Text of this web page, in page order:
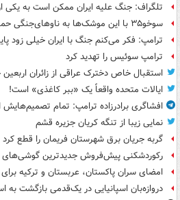
تلگراف: جنگ علیه ایران ممکن است به یکی
سوخو۳۵ با این موشک‌ها به ناوهای‌جنگی حمله می‌کند
ترامپ: فکر می‌کنم جنگ با ایران خیلی زود
ترامپ سوئیس را تهدید کرد
استقبال خاص دخترک عراقی از زائران
ایالات متحده واقعاً یک «ببر کاغذی» است!
افشاگری برادرزاده ترامپ: تمام
نمایی زیبا از تنگه کریان جزیره قشم
گربه جریان برق شهرستان فریمان را قطع کرد
رکوردشکنی پیش‌فروش جدیدترین
امضای سران پاکستان، عربستان و ترکیه
دروازه‌بان اسپانیایی در یک‌قدمی بازگشت به